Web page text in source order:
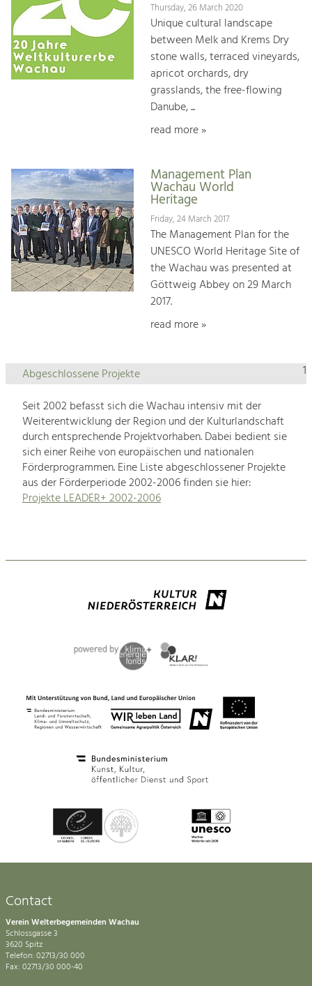
Thursday, 26 March 2020
Unique cultural landscape
between Melk and Krems Dry
stone walls, terraced vineyards,
apricot orchards, dry
grasslands, the free-flowing
Danube, ...
read more »
Management Plan
Wachau World
Heritage
Friday, 24 March 2017
The Management Plan for the
UNESCO World Heritage Site of
the Wachau was presented at
Göttweig Abbey on 29 March
2017.
read more »
1
Abgeschlossene Projekte
Seit 2002 befasst sich die Wachau intensiv mit der
Weiterentwicklung der Region und der Kulturlandschaft
durch entsprechende Projektvorhaben. Dabei bedient sie
sich einer Reihe von europäischen und nationalen
Förderprogrammen. Eine Liste abgeschlossener Projekte
aus der Förderperiode 2002-2006 finden sie hier:
Projekte LEADER+ 2002-2006
Contact
Verein Welterbegemeinden Wachau
Schlossgasse 3
3620 Spitz
Telefon: 02713/30 000
Fax: 02713/30 000-40